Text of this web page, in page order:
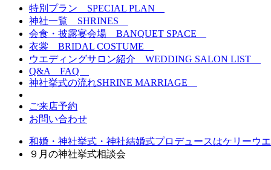
特別プラン SPECIAL PLAN
神社一覧 SHRINES
会食・披露宴会場 BANQUET SPACE
衣裳 BRIDAL COSTUME
ウエディングサロン紹介 WEDDING SALON LIST
Q&A FAQ
神社挙式の流れSHRINE MARRIAGE
ご来店予約
お問い合わせ
和婚・神社挙式・神社結婚式プロデュースはケリーウ
９月の神社挙式相談会